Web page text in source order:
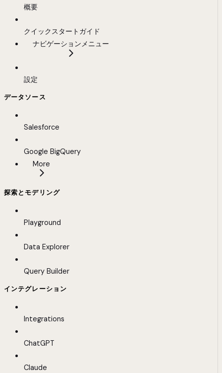
概要
クイックスタートガイド
ナビゲーションメニュー
設定
データソース
Salesforce
Google BigQuery
More
探索とモデリング
Playground
Data Explorer
Query Builder
インテグレーション
Integrations
ChatGPT
Claude